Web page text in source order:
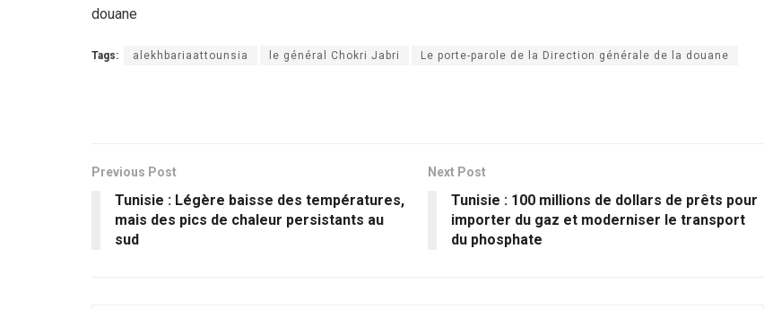
douane
Tags: alekhbariaattounsia le général Chokri Jabri Le porte-parole de la Direction générale de la douane
Previous Post
Tunisie : Légère baisse des températures,
mais des pics de chaleur persistants au
sud
Next Post
Tunisie : 100 millions de dollars de prêts pour
importer du gaz et moderniser le transport
du phosphate